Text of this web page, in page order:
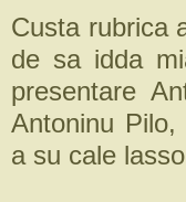
Custa rubrica
de sa idda
presentare
Antoninu
a su cale